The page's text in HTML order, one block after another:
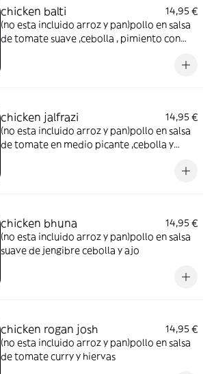
chicken balti
14,95 €
(no esta incluido arroz y pan)pollo en salsa
de tomate suave ,cebolla , pimiento con
chicken jalfrazi
14,95 €
(no esta incluido arroz y pan)pollo en salsa
de tomate en medio picante ,cebolla y
chicken bhuna
14,95 €
(no esta incluido arroz y pan)pollo en salsa
suave de jengibre cebolla y ajo
chicken rogan josh
14,95 €
(no esta incluido arroz y pan)pollo en salsa
de tomate curry y hiervas